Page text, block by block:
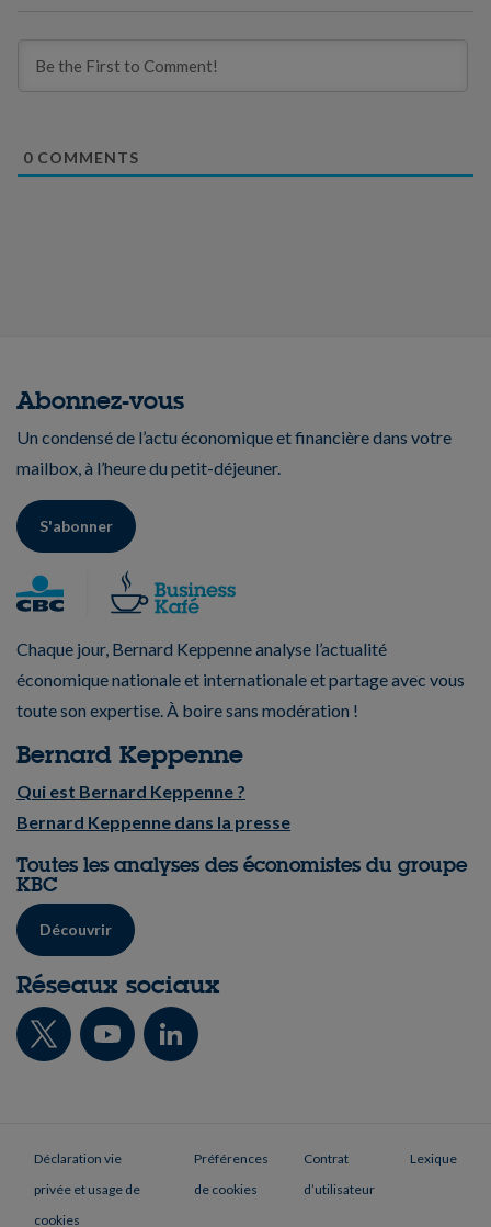
0 COMMENTS
Abonnez-vous
Un condensé de l’actu économique et financière dans votre
mailbox, à l’heure du petit-déjeuner.
S'abonner
Chaque jour, Bernard Keppenne analyse l’actualité
économique nationale et internationale et partage avec vous
toute son expertise. À boire sans modération !
Bernard Keppenne
Qui est Bernard Keppenne ?
Bernard Keppenne dans la presse
Toutes les analyses des économistes du groupe
KBC
Découvrir
Réseaux sociaux
Déclaration vie
privée et usage de
cookies
Préférences
de cookies
Contrat
d’utilisateur
Lexique